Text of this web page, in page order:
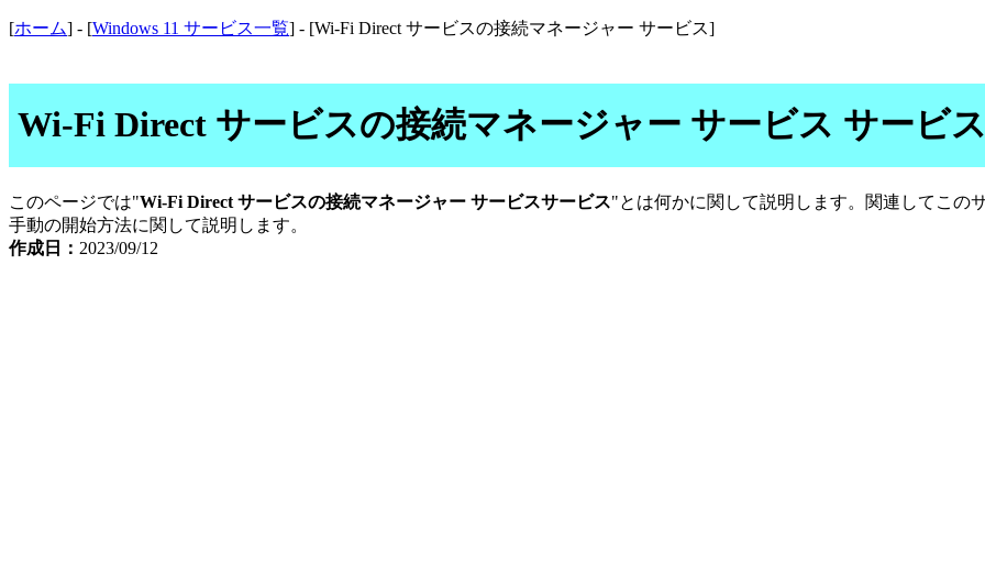
[ホーム] - [Windows 11 サービス一覧] - [Wi-Fi Direct サービスの接続マネージャー サービス]
Wi-Fi Direct サービスの接続マネージャー サービス サービ
このページでは"Wi-Fi Direct サービスの接続マネージャー サービスサービス"とは何かに関して説明します。関連してこの
手動の開始方法に関して説明します。
作成日： 2023/09/12